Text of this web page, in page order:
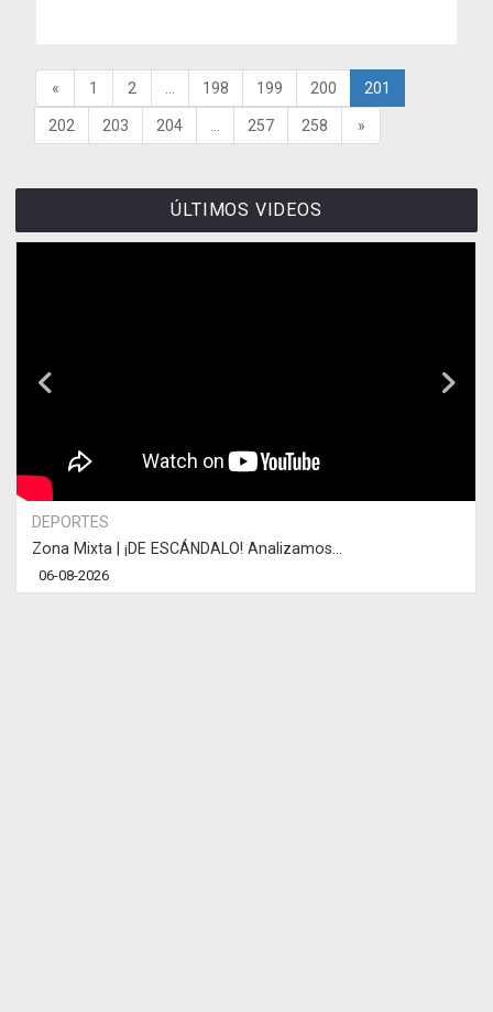
« 1 2 198 199 200 201
202 203 204 257 258 »
ÚLTIMOS VIDEOS
DEPORTES
Zona Mixta | ¡DE ESCÁNDALO! Analizamos...
06-08-2026